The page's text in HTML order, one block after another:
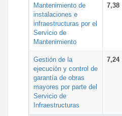
Mantenimiento de
instalaciones e
infraestructuras por el
Servicio de
Mantenimiento
7,38
Gestión de la
ejecución y control de
garantía de obras
mayores por parte del
Servicio de
Infraestructuras
7,24